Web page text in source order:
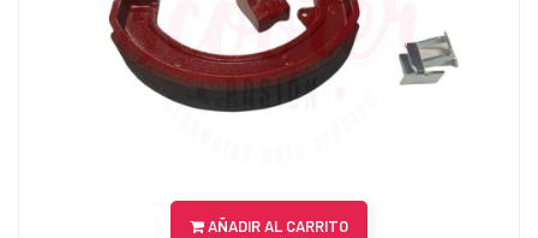
AÑADIR AL CARRITO